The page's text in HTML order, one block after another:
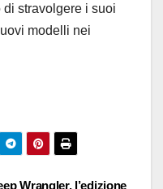
stravolgere i suoi
modelli nei
Wrangler, l’edizione